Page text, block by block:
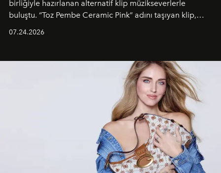
birliğiyle hazırlanan alternatif klip müzikseverlerle
buluştu. “Toz Pembe Ceramic Pink” adını taşıyan klip,
unsurlarından biri olarak öne çıkıyor.
07.24.2026